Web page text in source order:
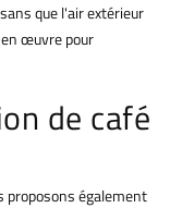
que l'air extérieur
œuvre pour
de café
proposons également